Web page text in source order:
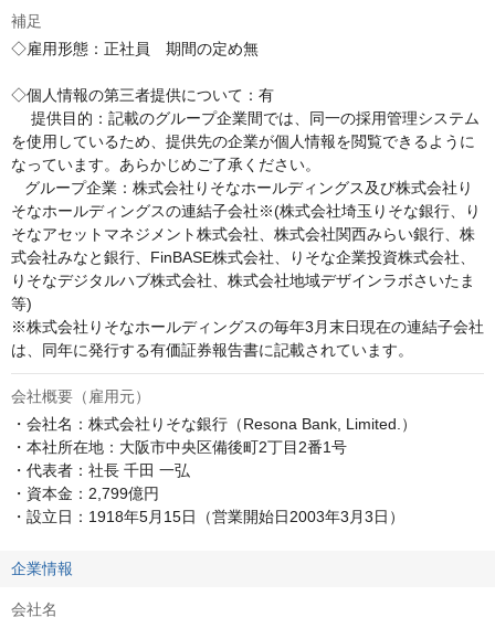
補足
◇雇用形態：正社員　期間の定め無
◇個人情報の第三者提供について：有
提供目的：記載のグループ企業間では、同一の採用管理システム
を使用しているため、提供先の企業が個人情報を閲覧できるように
なっています。あらかじめご了承ください。
そなホールディングスの連結子会社※(株式会社埼玉りそな銀行、り
そなアセットマネジメント株式会社、株式会社関西みらい銀行、株
式会社みなと銀行、FinBASE株式会社、りそな企業投資株式会社、
りそなデジタルハブ株式会社、株式会社地域デザインラボさいたま
等)
※株式会社りそなホールディングスの毎年3月末日現在の連結子会社
は、同年に発行する有価証券報告書に記載されています。
会社概要（雇用元）
・会社名：株式会社りそな銀行（Resona Bank, Limited.）
・本社所在地：大阪市中央区備後町2丁目2番1号
・代表者：社長 千田 一弘
・資本金：2,799億円
・設立日：1918年5月15日（営業開始日2003年3月3日）
企業情報
会社名